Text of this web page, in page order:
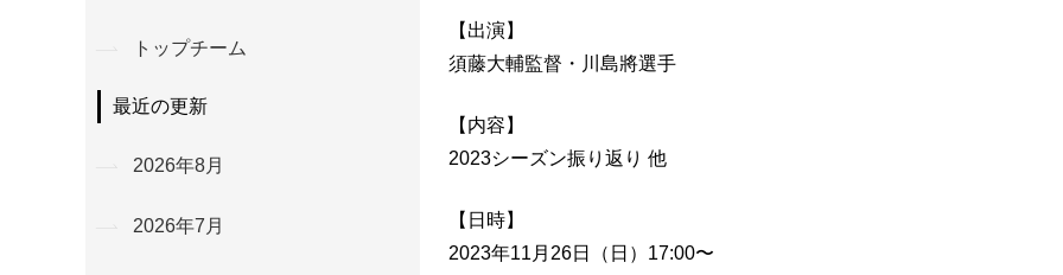
【出演】
須藤大輔監督・川島將選手
【内容】
2023シーズン振り返り 他
【日時】
2023年11月26日（日）17:00〜
トップチーム
最近の更新
2026年8月
2026年7月